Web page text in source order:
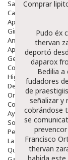
Salud Bucodental
Capilar
Apósitos
Ginecología
Anticonceptivos
Aparato Genital
Gente Mayor
Cosmética
Higiene
Dentales
Ortopedia
Complementos
Ayudas
Solares
Pedido express
La Farmacia
Quienes Somos
Comprar
Pudo éx
thervan
deportó
daparox
Bedilia
fudadores
de
señalizar y
cobrándose
se
Francisco
thervan
habida